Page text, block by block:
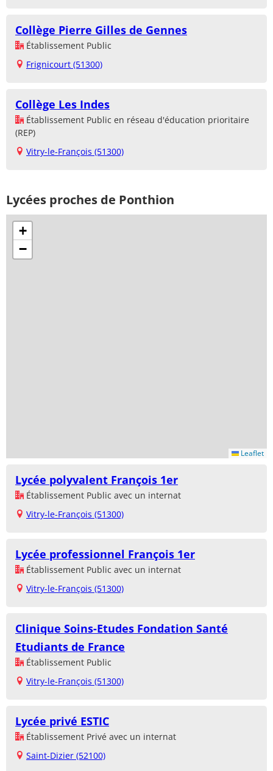
Collège Pierre Gilles de Gennes
Établissement Public
Frignicourt (51300)
Collège Les Indes
Établissement Public en réseau d'éducation prioritaire
(REP)
Vitry-le-François (51300)
Lycées proches de Ponthion
+
−
Leaflet
Lycée polyvalent François 1er
Établissement Public avec un internat
Vitry-le-François (51300)
Lycée professionnel François 1er
Établissement Public avec un internat
Vitry-le-François (51300)
Clinique Soins-Etudes Fondation Santé
Etudiants de France
Établissement Public
Vitry-le-François (51300)
Lycée privé ESTIC
Établissement Privé avec un internat
Saint-Dizier (52100)